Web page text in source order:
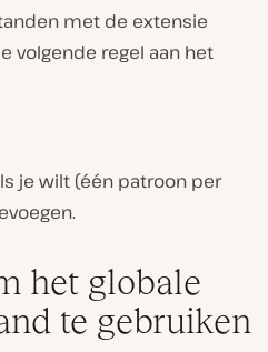
met de extensie
volgende regel aan het
je wilt (één patroon per
het globale
te gebruiken